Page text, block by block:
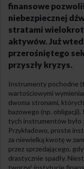
finansowe
niebezpiecznej
stratami
aktywów. Już
przerośniętego
przyszły kryzys.
Instrumenty pochodne
wartościowymi
dwoma stronami,
bazowego (np.
tych instrumentów było
Przykładowo, proste
za niewielką kwotę w
przez sprzedającego,
drastycznie spadły.